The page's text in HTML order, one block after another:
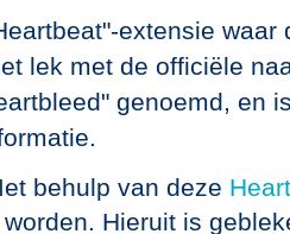
extensie waar
lek met de officiële
genoemd, en
behulp van deze
Hieruit is